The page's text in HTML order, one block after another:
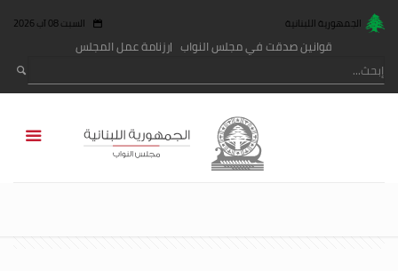
الجمهورية اللبنانية السبت 08 آب 2026
قوانين صدقت في مجلس النواب رزنامة عمل المجلس